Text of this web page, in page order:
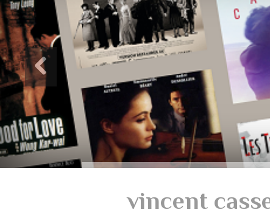
vincent